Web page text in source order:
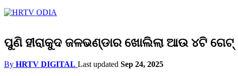
ପୁଣି ହୀରାକୁଦ ଜଳଭଣ୍ଡାର ଖୋଲିଲା ଆଉ ୪ଟି ଗେଟ୍
By HRTV DIGITAL Last updated Sep 24, 2025